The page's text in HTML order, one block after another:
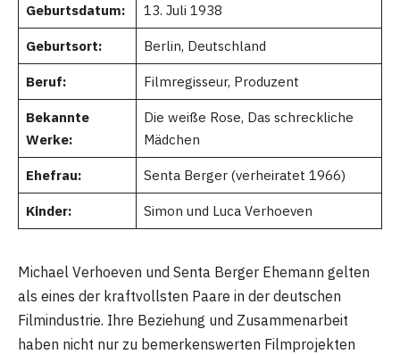
Geburtsdatum: 13. Juli 1938
Geburtsort: Berlin, Deutschland
Beruf: Filmregisseur, Produzent
Bekannte
Werke:
Die weiße Rose, Das schreckliche
Mädchen
Ehefrau: Senta Berger (verheiratet 1966)
Kinder: Simon und Luca Verhoeven
Michael Verhoeven und Senta Berger Ehemann gelten
als eines der kraftvollsten Paare in der deutschen
Filmindustrie. Ihre Beziehung und Zusammenarbeit
haben nicht nur zu bemerkenswerten Filmprojekten